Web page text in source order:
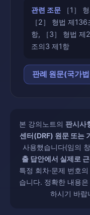
관련 조문 ［1］
［2］ 형법 제
항, ［3］ 형법 제
조의3 제1항
판례 원문(국가
본 강의노트의 판시사
센터(DRF) 원문 또는
사용했습니다(임의
출 답안에서 실제로
특정 회차·문제 번호
습니다. 정확한 내용
하시기 바랍